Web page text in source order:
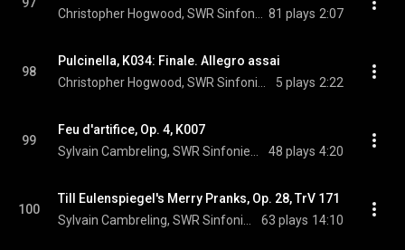
81 plays 2:07
98
Pulcinella, K034: Finale. Allegro assai
5 plays 2:22
99
Feu d'artifice, Op. 4, K007
48 plays 4:20
100
Till Eulenspiegel's Merry Pranks, Op. 28, TrV 171
63 plays 14:10